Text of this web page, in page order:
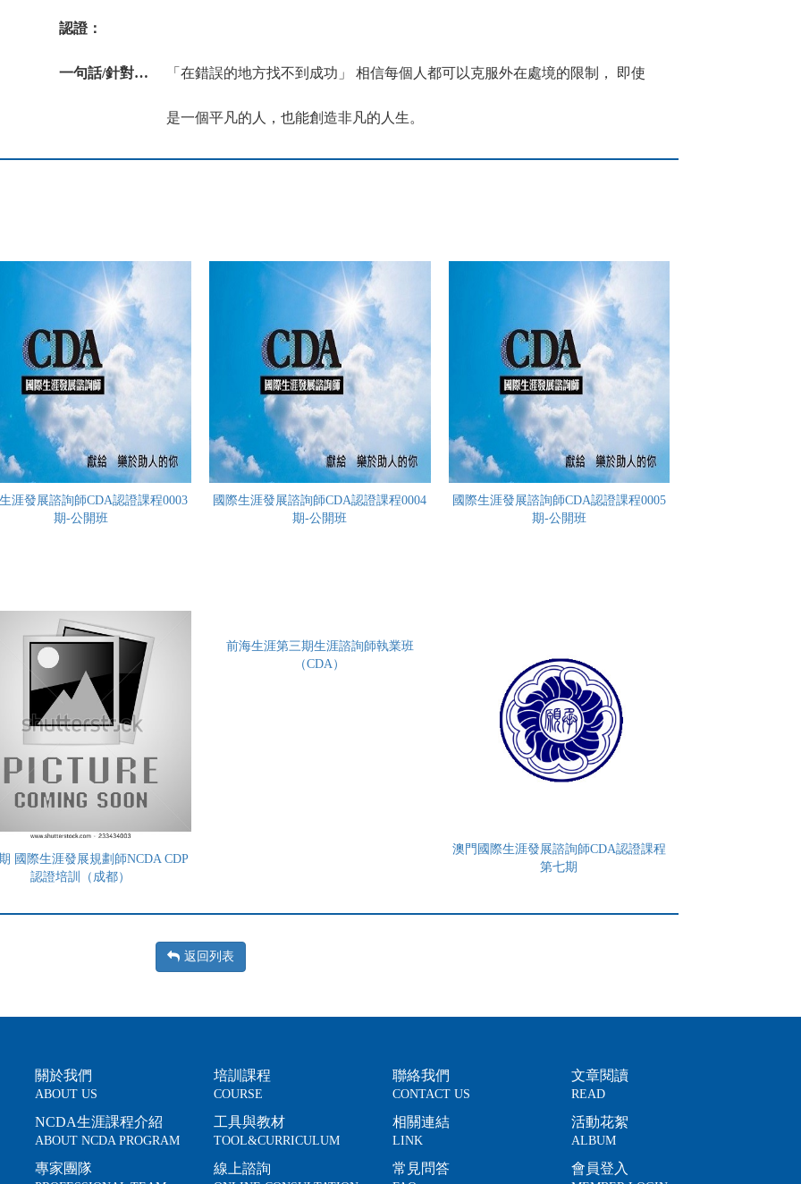
認證：
一句話/針對職涯發展的一段文字： 「在錯誤的地方找不到成功」 相信每個人都可以克服外在處境的限制， 即使
是一個平凡的人，也能創造非凡的人生。
涯發展諮詢師CDA認證課程0003
期-公開班
國際生涯發展諮詢師CDA認證課程0004
期-公開班
國際生涯發展諮詢師CDA認證課程0005
期-公開班
國際生涯發展規劃師NCDA CDP
認證培訓（成都）
前海生涯第三期生涯諮詢師執業班
（CDA）
澳門國際生涯發展諮詢師CDA認證課程
第七期
返回列表
關於我們
ABOUT US
NCDA生涯課程介紹
ABOUT NCDA PROGRAM
專家團隊
培訓課程
COURSE
工具與教材
TOOL&CURRICULUM
線上諮詢
聯絡我們
CONTACT US
相關連結
LINK
常見問答
文章閱讀
READ
活動花絮
ALBUM
會員登入